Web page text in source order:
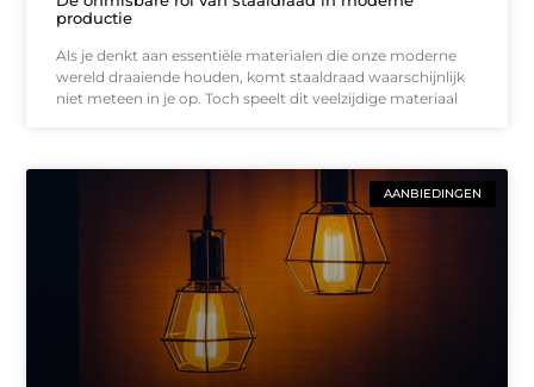
productie
Als je denkt aan essentiële materialen die onze moderne
wereld draaiende houden, komt staaldraad waarschijnlijk
niet meteen in je op. Toch speelt dit veelzijdige materiaal
AANBIEDINGEN